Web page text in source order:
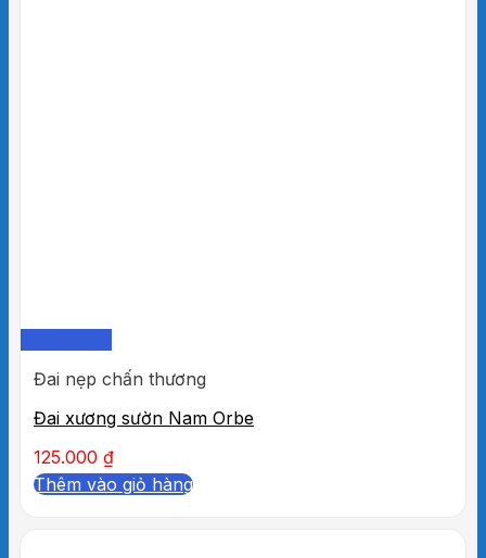
Đai nẹp chấn thương
Đai xương sườn Nam Orbe
125.000 ₫
Thêm vào giỏ hàng